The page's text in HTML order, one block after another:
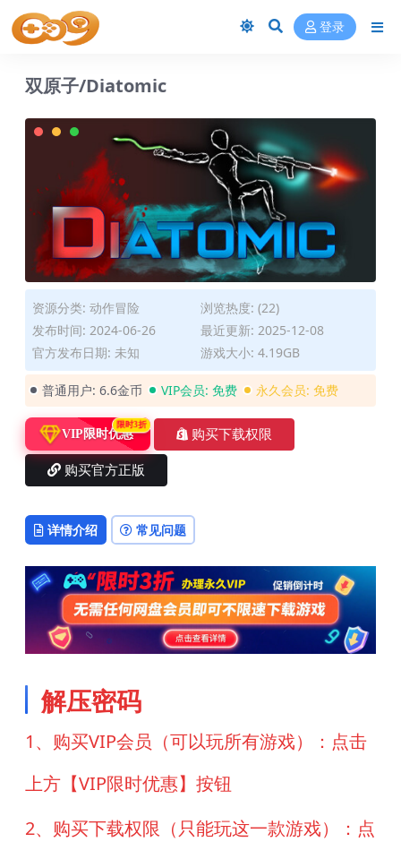
登录
双原子/Diatomic
资源分类: 动作冒险
浏览热度: (22)
发布时间: 2024-06-26
最近更新: 2025-12-08
官方发布日期: 未知
游戏大小: 4.19GB
普通用户: 6.6金币 VIP会员: 免费 永久会员: 免费
VIP限时优惠
限时3折
购买下载权限
购买官方正版
详情介绍 常见问题
解压密码
1、购买VIP会员（可以玩所有游戏）：点击
上方【VIP限时优惠】按钮
2、购买下载权限（只能玩这一款游戏）：点